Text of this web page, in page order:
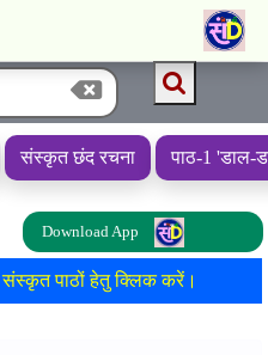
संस्कृत छंद रचना पाठ-1 'डाल-
Download App
संस्कृत पाठों हेतु क्लिक करें।